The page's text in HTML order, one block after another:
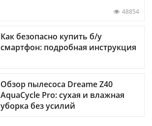
48854
Как безопасно купить б/у
смартфон: подробная инструкция
Обзор пылесоса Dreame Z40
AquaCycle Pro: сухая и влажная
уборка без усилий